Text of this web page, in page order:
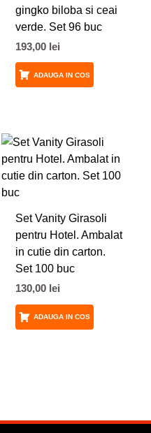
gingko biloba si ceai
verde. Set 96 buc
193,00 lei
ADAUGA IN COS
Set Vanity Girasoli
pentru Hotel. Ambalat
in cutie din carton.
Set 100 buc
130,00 lei
ADAUGA IN COS